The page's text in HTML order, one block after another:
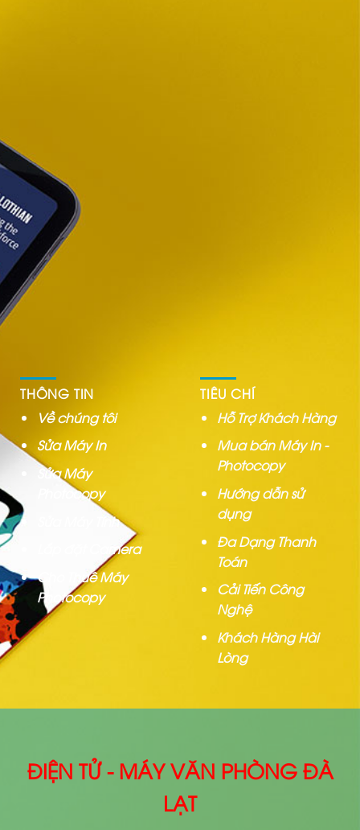
THÔNG TIN
Về chúng tôi
Sửa Máy In
Sửa Máy
Photocopy
Sửa Máy Tính
Lắp đặt Camera
Cho Thuê Máy
Photocopy
TIÊU CHÍ
Hỗ Trợ Khách Hàng
Mua bán Máy In -
Photocopy
Hướng dẫn sử
dụng
Đa Dạng Thanh
Toán
Cải Tiến Công
Nghệ
Khách Hàng Hài
Lòng
ĐIỆN TỬ - MÁY VĂN PHÒNG ĐÀ
LẠT